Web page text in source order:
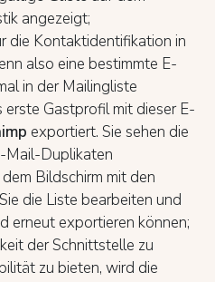
angezeigt;
die Kontaktidentifikation in
also eine bestimmte E-
in der Mailingliste
Gastprofil mit dieser E-
exportiert. Sie sehen die
Mail-Duplikaten
Bildschirm mit den
die Liste bearbeiten und
erneut exportieren können;
der Schnittstelle zu
zu bieten, wird die